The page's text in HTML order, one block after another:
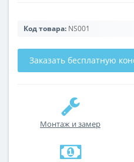
Код товара: NS001
Заказать бесплатную
Монтаж и замер